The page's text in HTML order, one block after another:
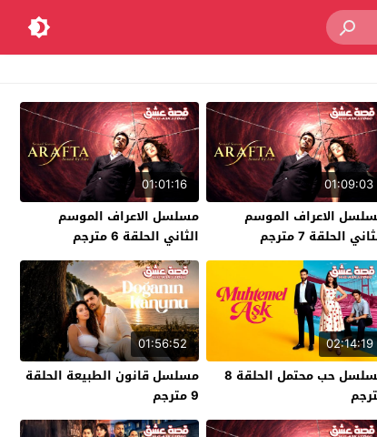
01:09:03
الاعراف الموسم
الحلقة 7 مترجم
01:01:16
مسلسل الاعراف الموسم
الثاني الحلقة 6 مترجم
02:14:19
مسلسل حب محتمل الحلقة 8
01:56:52
مسلسل قانون الطبيعة الحلقة
9 مترجم